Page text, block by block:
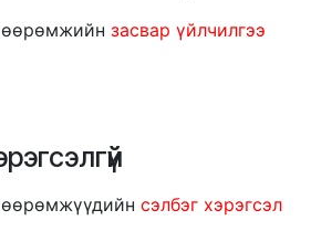
засвар үйлчилгээ
сэлбэг хэрэгсэл